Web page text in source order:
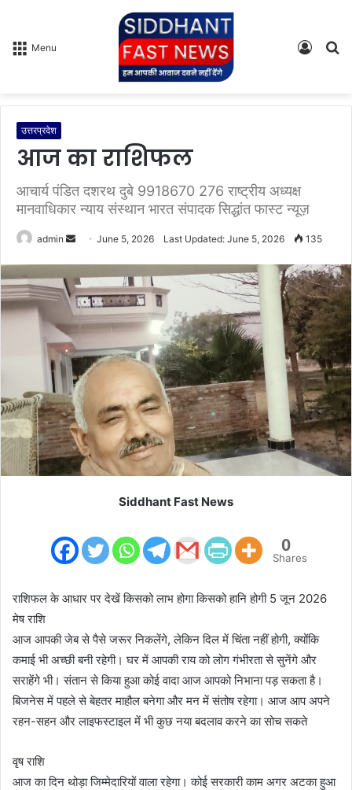
Menu
Log
उत्तरप्रदेश
आज का राशिफल
आचार्य पंडित दशरथ दुबे 9918670 276 राष्ट्रीय अध्यक्ष
मानवाधिकार न्याय संस्थान भारत संपादक सिद्धांत फास्ट न्यूज़
admin
n
d
a
n
e
a
l
June 5, 2026 Last Updated: June 5, 2026 135
Siddhant Fast News
0
Shares
राशिफल के आधार पर देखें किसको लाभ होगा किसको हानि होगी 5 जून 2026
मेष राशि
आज आपकी जेब से पैसे जरूर निकलेंगे, लेकिन दिल में चिंता नहीं होगी, क्योंकि
कमाई भी अच्छी बनी रहेगी। घर में आपकी राय को लोग गंभीरता से सुनेंगे और
सराहेंगे भी। संतान से किया हुआ कोई वादा आज आपको निभाना पड़ सकता है।
बिजनेस में पहले से बेहतर माहौल बनेगा और मन में संतोष रहेगा। आज आप अपने
रहन-सहन और लाइफस्टाइल में भी कुछ नया बदलाव करने का सोच सकते
वृष राशि
आज का दिन थोड़ा जिम्मेदारियों वाला रहेगा। कोई सरकारी काम अगर अटका हुआ